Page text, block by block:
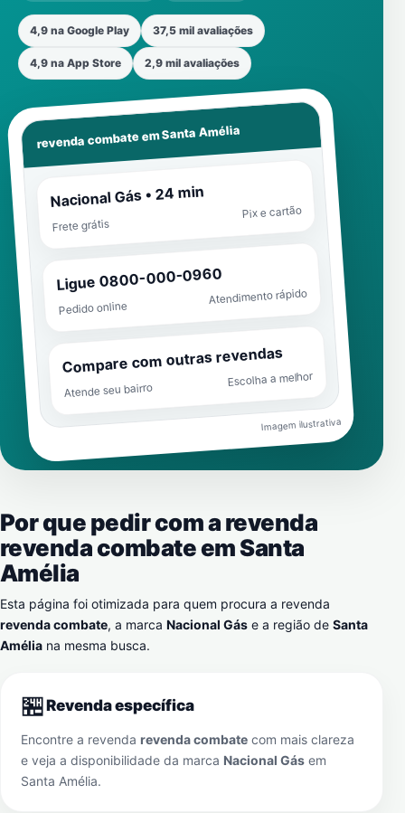
4,9 na Google Play 37,5 mil avaliações
4,9 na App Store 2,9 mil avaliações
revenda combate emSanta Amélia
Nacional Gás • 24 min
Frete grátis
Pix e cartão
Ligue 0800-000-0960
Pedido online
Atendimento rápido
Compare com outras revendas
Atende seu bairro
Escolha a melhor
Imagem ilustrativa
Por que pedir com a revenda
revenda combate emSanta
Amélia
Esta página foi otimizada para quem procura a revenda
revenda combate, a marca Nacional Gás e a região de Santa
Amélia na mesma busca.
🏪Revenda específica
Encontre a revenda revenda combate com mais clareza
e veja a disponibilidade da marca Nacional Gás em
Santa Amélia.